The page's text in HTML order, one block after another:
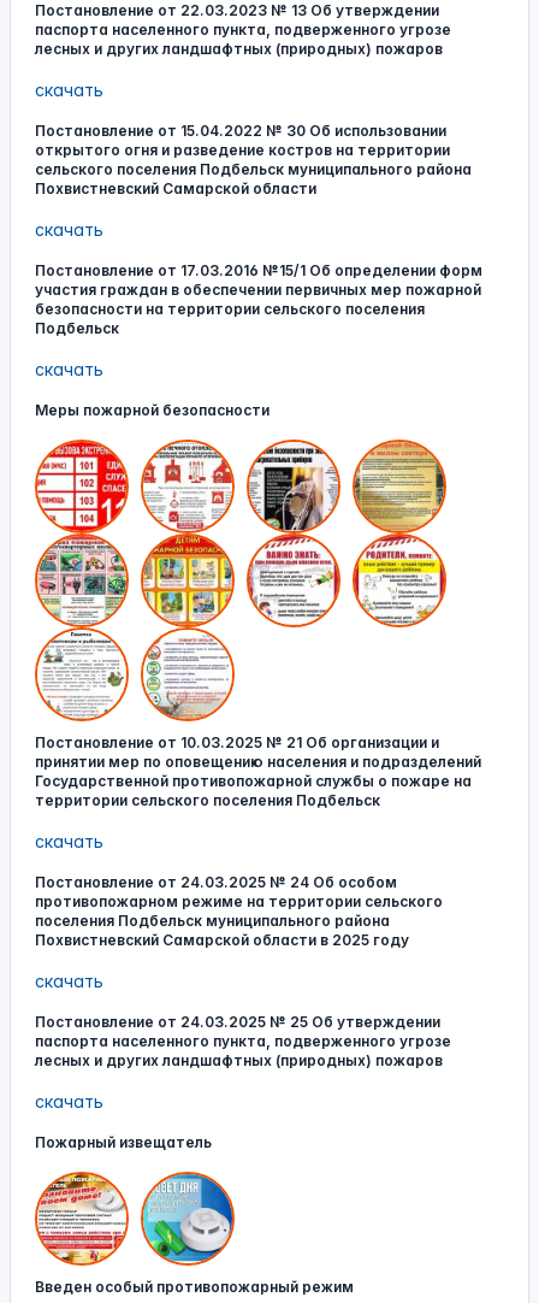
Постановление от 22.03.2023 № 13 Об утверждении
паспорта населенного пункта, подверженного угрозе
лесных и других ландшафтных (природных) пожаров
скачать
Постановление от 15.04.2022 № 30 Об использовании
открытого огня и разведение костров на территории
сельского поселения Подбельск муниципального района
Похвистневский Самарской области
скачать
Постановление от 17.03.2016 №15/1 Об определении форм
участия граждан в обеспечении первичных мер пожарной
безопасности на территории сельского поселения
Подбельск
скачать
Меры пожарной безопасности
Постановление от 10.03.2025 № 21 Об организации и
принятии мер по оповещению населения и подразделений
Государственной противопожарной службы о пожаре на
территории сельского поселения Подбельск
скачать
Постановление от 24.03.2025 № 24 Об особом
противопожарном режиме на территории сельского
поселения Подбельск муниципального района
Похвистневский Самарской области в 2025 году
скачать
Постановление от 24.03.2025 № 25 Об утверждении
паспорта населенного пункта, подверженного угрозе
лесных и других ландшафтных (природных) пожаров
скачать
Пожарный извещатель
Введен особый противопожарный режим